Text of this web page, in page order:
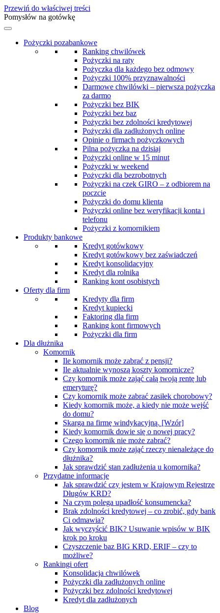
Przewiń do właściwej treści
Pomysłów na gotówkę
Pożyczki pozabankowe
Ranking chwilówek
Pożyczki na raty
Pożyczka dla każdego bez odmowy
Pożyczki 100% przyznawalności
Darmowe chwilówki – pierwsza pożyczka
za darmo
Pożyczki bez BIK
Pożyczki bez baz
Pożyczki bez zdolności kredytowej
Pożyczki dla zadłużonych online
Opinie o firmach pożyczkowych
Pilna pożyczka na dzisiaj
Pożyczki online w 15 minut
Pożyczki w weekend
Pożyczki dla bezrobotnych
Pożyczki na czek GIRO – z odbiorem na
poczcie
Pożyczki do domu klienta
Pożyczki online bez weryfikacji konta i
telefonu
Pożyczki z komornikiem
Produkty bankowe
Kredyt gotówkowy
Kredyt gotówkowy bez zaświadczeń
Kredyt konsolidacyjny
Kredyt dla rolnika
Ranking kont osobistych
Oferty dla firm
Kredyty dla firm
Kredyt kupiecki
Faktoring dla firm
Ranking kont firmowych
Pożyczki dla firm
Dla dłużnika
Komornik
Ile komornik może zabrać z pensji?
Ile aktualnie wynoszą koszty komornicze?
Czy komornik może zająć całą twoją rentę lub
emeryturę?
Czy komornik może zabrać zasiłek chorobowy?
Kiedy komornik może, a kiedy nie może wejść
do domu?
Skarga na firmę windykacyjną. [Wzór]
Kiedy komornik dowie się o nowej pracy?
Czego komornik nie może zabrać?
Czy komornik może zająć rzeczy nienależące do
dłużnika?
Jak sprawdzić stan zadłużenia u komornika?
Przydatne informacje
Jak sprawdzić czy jestem w Krajowym Rejestrze
Długów KRD?
Na czym polega upadłość konsumencka?
Brak zdolności kredytowej – co zrobić, gdy bank
Ci odmawia?
Jak wyczyścić BIK? Usuwanie wpisów w BIK
krok po kroku
Czyszczenie baz BIG KRD, ERIF – czy to
możliwe?
Rankingi ofert
Konsolidacja chwilówek
Pożyczki dla zadłużonych online
Pożyczki bez zdolności kredytowej
Kredyt dla zadłużonych
Blog